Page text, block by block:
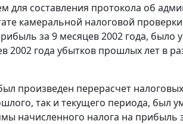
для составления протокола об
камеральной налоговой
за 9 месяцев 2002 года, было
2002 года убытков прошлых лет в
произведен перерасчет
так и текущего периода, был
начисленного налога на прибыль